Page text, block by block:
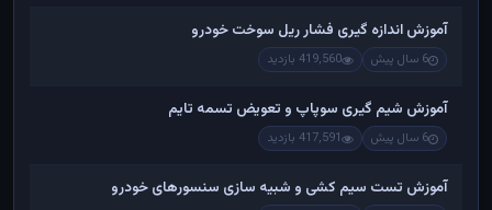
آموزش اندازه گیری فشار ریل سوخت خودرو
6 سال پیش 419,560 بازدید
آموزش شیم گیری سوپاپ و تعویض تسمه تایم
6 سال پیش 417,591 بازدید
آموزش تست سیم کشی و شبیه سازی سنسورهای خودرو